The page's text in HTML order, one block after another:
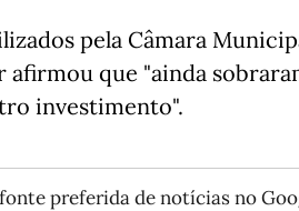
pela Câmara
afirmou que "ainda
investimento".
preferida de notícias no